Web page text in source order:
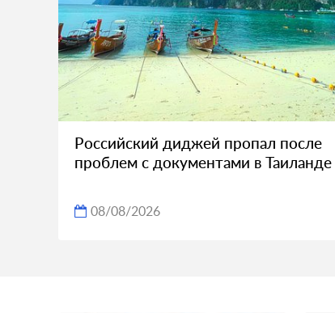
Российский диджей пропал после
проблем с документами в Таиланде
08/08/2026